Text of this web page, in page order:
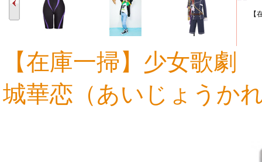
11,339円 11,519円 11,505円
【在庫一掃】少女歌
城華恋（あいじょうか